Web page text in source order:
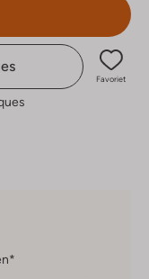
Favoriet